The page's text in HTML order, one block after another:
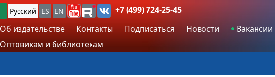
Русский ES EN
+7 (499) 724-25-45
Об издательстве
Контакты Подписаться Новости Вакансии
Оптовикам и библиотекам